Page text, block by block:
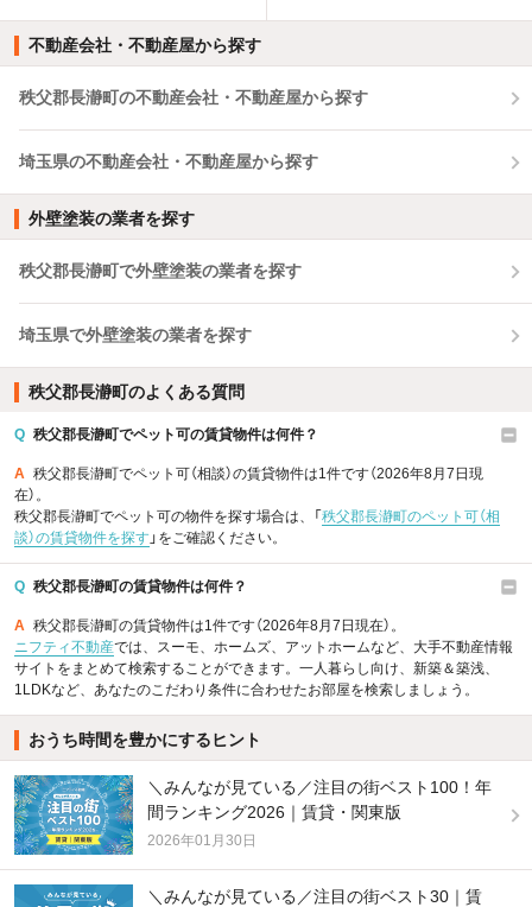
不動産会社・不動産屋から探す
秩父郡長瀞町の不動産会社・不動産屋から探す
埼玉県の不動産会社・不動産屋から探す
外壁塗装の業者を探す
秩父郡長瀞町で外壁塗装の業者を探す
埼玉県で外壁塗装の業者を探す
秩父郡長瀞町のよくある質問
Q 秩父郡長瀞町でペット可の賃貸物件は何件？
A 秩父郡長瀞町でペット可（相談）の賃貸物件は1件です（2026年8月7日現
在）。
秩父郡長瀞町でペット可の物件を探す場合は、「 秩父郡長瀞町のペット可（相
談）の賃貸物件を探す 」をご確認ください。
Q 秩父郡長瀞町の賃貸物件は何件？
A 秩父郡長瀞町の賃貸物件は1件です（2026年8月7日現在）。
ニフティ不動産では、スーモ、ホームズ、アットホームなど、大手不動産情報
サイトをまとめて検索することができます。一人暮らし向け、新築＆築浅、
1LDKなど、あなたのこだわり条件に合わせたお部屋を検索しましょう。
おうち時間を豊かにするヒント
＼みんなが見ている／注目の街ベスト100！年
間ランキング2026｜賃貸・関東版
2026年01月30日
＼みんなが見ている／注目の街ベスト30｜賃